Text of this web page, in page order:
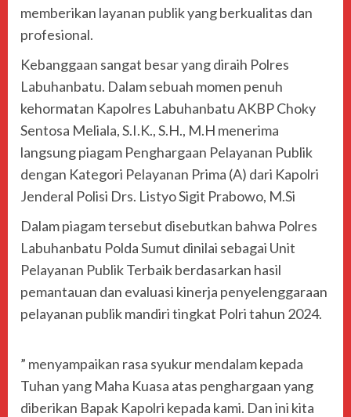
memberikan layanan publik yang berkualitas dan
profesional.
Kebanggaan sangat besar yang diraih Polres
Labuhanbatu. Dalam sebuah momen penuh
kehormatan Kapolres Labuhanbatu AKBP Choky
Sentosa Meliala, S.I.K., S.H., M.H menerima
langsung piagam Penghargaan Pelayanan Publik
dengan Kategori Pelayanan Prima (A) dari Kapolri
Jenderal Polisi Drs. Listyo Sigit Prabowo, M.Si
Dalam piagam tersebut disebutkan bahwa Polres
Labuhanbatu Polda Sumut dinilai sebagai Unit
Pelayanan Publik Terbaik berdasarkan hasil
pemantauan dan evaluasi kinerja penyelenggaraan
pelayanan publik mandiri tingkat Polri tahun 2024.
” menyampaikan rasa syukur mendalam kepada
Tuhan yang Maha Kuasa atas penghargaan yang
diberikan Bapak Kapolri kepada kami. Dan ini kita